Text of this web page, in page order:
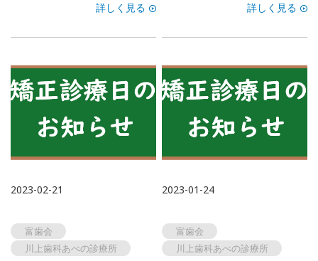
お問い合わせ 訪問診療について
詳しく見る 詳しく見る
2023-02-21
富歯会
川上歯科あべの診療所
2023-01-24
富歯会
川上歯科あべの診療所